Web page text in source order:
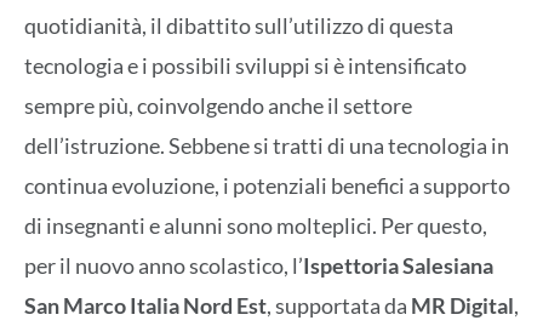
quotidianità, il dibattito sull’utilizzo di questa
tecnologia e i possibili sviluppi si è intensificato
sempre più, coinvolgendo anche il settore
dell’istruzione. Sebbene si tratti di una tecnologia in
continua evoluzione, i potenziali benefici a supporto
di insegnanti e alunni sono molteplici. Per questo,
per il nuovo anno scolastico, l’Ispettoria Salesiana
San Marco Italia Nord Est, supportata da MR Digital,